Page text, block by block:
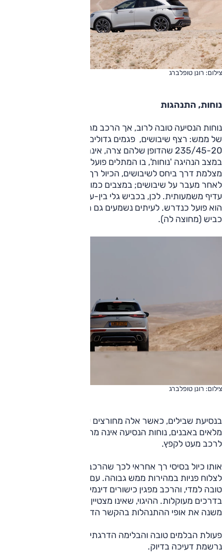
צילום: רונן טופלברג
נוחות, התנהגות
נוחות הנסיעה טובה לרוב, אך הרכב מתקשה לעיתים על אתגרים
של ממש: רצף שיבושים, פגמים גדולים, פסי האטה; צמיגי
235/45-20 שהדופן שלהם צרה, אינם משתתפים בספיגה.
במצב הנהיגה 'נוחות', בו המתלים פועלים גם לפי מידע שמספקת
מצלמת דרך ביחס לשיבושים, הכיול רך מדי ובעיקר הריסון חסר,
לאחר מעבר על שיבושים; במצבים כמו 'ספורט', ריסון המרכב
עדיף משמעותית. לכן, בכביש גלי בין-עירוני זה המצב העדיף ושם
הוא פועל כנדרש. לעיתים נשמעים גם רעשי מתלים (בעיר) ורעשי
כביש (מחוצה לה).
צילום: רונן טופלברג
בנסיעת שבילים, כאשר אלה מחורצים על-ידי מעברי מים או
מלאים באבנים, נוחות הנסיעה אינה מתעלה ושינויי גובה גורמים
לרכב מעט לקפץ.
אותו כיול בסיסי רך אחראי לכך שהרכב אינו מעודד את הנהג
לצלוח פניות במהירות ממש גבוהה. עם זאת, היכולת הכוללת
טובה למדי, והרכב מפגין כישורים דינמיים מספקים בהחלט גם
בדרכים מעוקלות. ההיגוי, שאינו מצטיין בתחושה ובדיוק, אינו
משנה את אופי ההתנהלות בהקשר הדינמי.
פעולת הבלמים טובה והבלימה הדרגתית. במצבים קיצוניים
נרשמת דעיכה בדיוק.